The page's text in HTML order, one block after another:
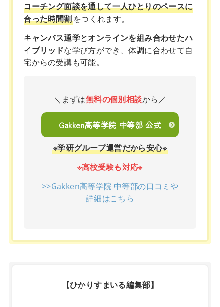
コーチング面談を通して一人ひとりのペースに
合った時間割をつくれます。
キャンパス通学とオンラインを組み合わせたハ
イブリッドな学び方ができ、体調に合わせて自
宅からの受講も可能。
＼まずは無料の個別相談から／
Gakken高等学院 中等部 公式
※学研グループ運営だから安心※
※高校受験も対応※
>>Gakken高等学院 中等部の口コミや
詳細はこちら
【ひかりすまいる編集部】